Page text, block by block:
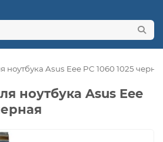
ноутбука Asus Eee PC 1060 1025
ноутбука Asus Eee